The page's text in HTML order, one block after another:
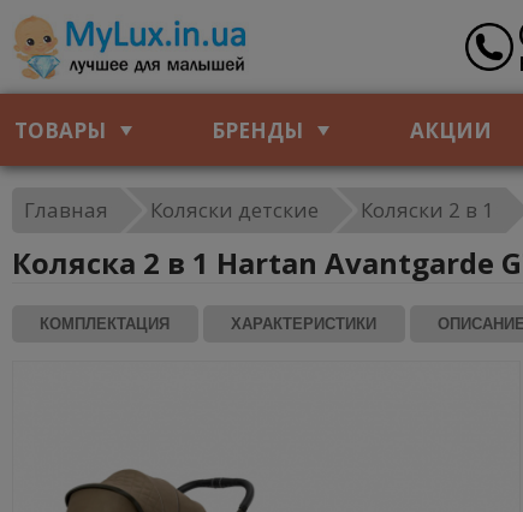
ТОВАРЫ БРЕНДЫ АКЦИИ
Главная Коляски детские Коляски 2 в 1
Коляска 2 в 1 Hartan Avantgarde
КОМПЛЕКТАЦИЯ ХАРАКТЕРИСТИКИ ОПИСАНИЕ